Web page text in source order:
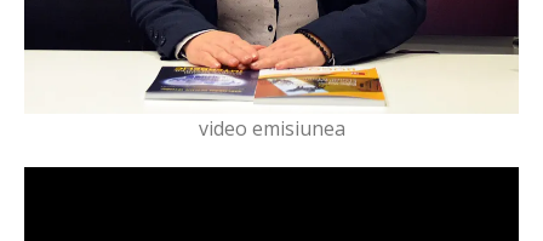
video emisiunea